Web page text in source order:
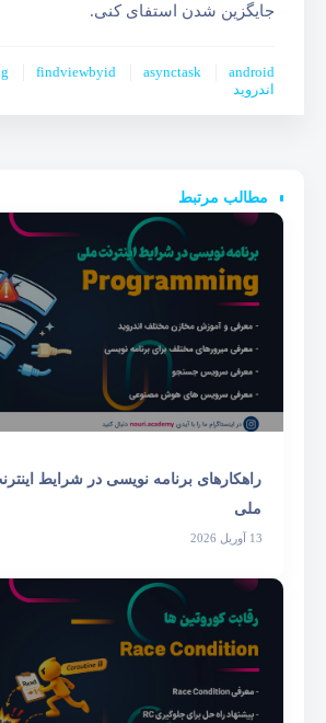
جایگزین شدن استفای کنی.
android
asynctask
findviewbyid
اندروید
مطالب مرتبط
راهکارهای برنامه نویسی در شرایط
ملی
13 آوریل 2026